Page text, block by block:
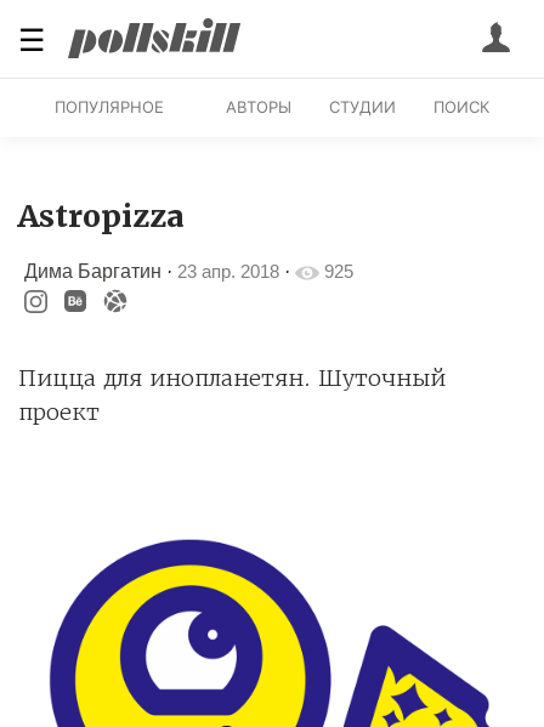
☰
ПОПУЛЯРНОЕ АВТОРЫ СТУДИИ ПОИСК
Astropizza
Дима Баргатин · 23 апр. 2018 · 925
Пицца для инопланетян. Шуточный
проект